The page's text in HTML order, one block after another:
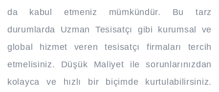
da kabul etmeniz mümkündür. Bu tarz
durumlarda Uzman Tesisatçı gibi kurumsal ve
global hizmet veren tesisatçı firmaları tercih
etmelisiniz. Düşük Maliyet ile sorunlarınızdan
kolayca ve hızlı bir biçimde kurtulabilirsiniz.